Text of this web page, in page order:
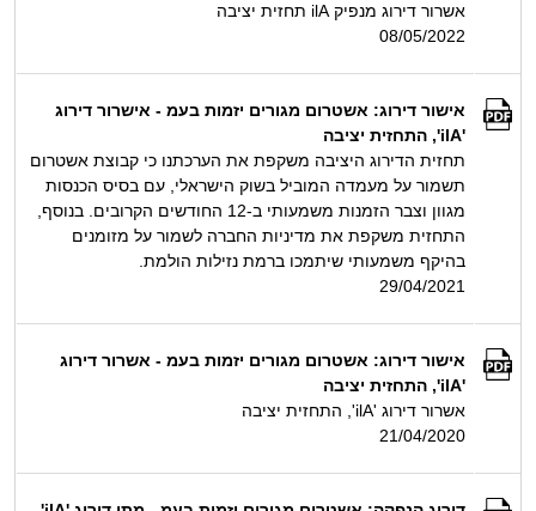
אשרור דירוג מנפיק ilA תחזית יציבה
08/05/2022
אישור דירוג: אשטרום מגורים יזמות בעמ - אישרור דירוג
'ilA', התחזית יציבה
תחזית הדירוג היציבה משקפת את הערכתנו כי קבוצת אשטרום
תשמור על מעמדה המוביל בשוק הישראלי, עם בסיס הכנסות
מגוון וצבר הזמנות משמעותי ב-12 החודשים הקרובים. בנוסף,
התחזית משקפת את מדיניות החברה לשמור על מזומנים
בהיקף משמעותי שיתמכו ברמת נזילות הולמת.
29/04/2021
אישור דירוג: אשטרום מגורים יזמות בעמ - אשרור דירוג
'ilA', התחזית יציבה
אשרור דירוג 'ilA', התחזית יציבה
21/04/2020